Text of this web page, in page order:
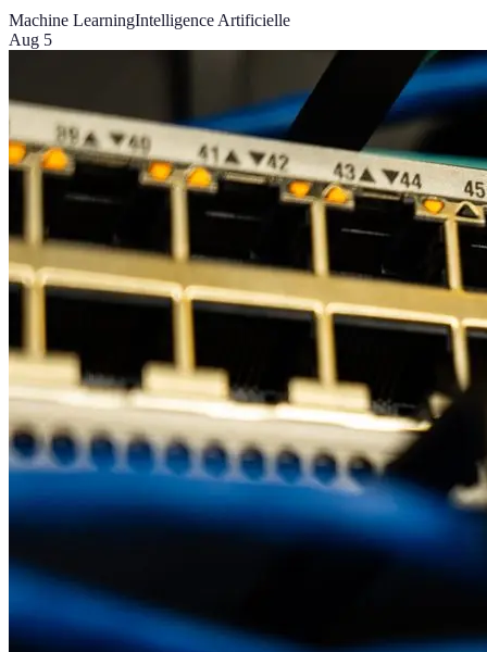
Machine LearningIntelligence Artificielle
Aug 5